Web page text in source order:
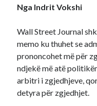
Nga Indrit Vokshi
Wall Street Journal
memo ku thuhet se
prononcohet më për
ndjekë më atë
arbitri i zgjedhjeve,
detyra për zgjedhjet.